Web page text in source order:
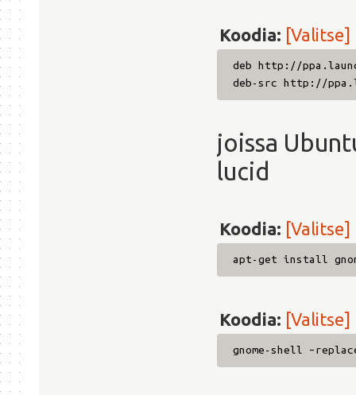
Koodia: [Valitse]
deb http://
deb-src http://
joissa
lucid
Koodia: [Valitse]
apt-get install
Koodia: [Valitse]
gnome-shell